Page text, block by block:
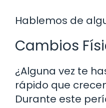
Hablemos de
Cambios
¿Alguna vez te
rápido que
Durante este